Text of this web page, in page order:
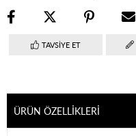
TAVSIYE ET
ÜRÜN ÖZELLIKLERI